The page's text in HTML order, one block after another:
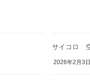
サイコロ
2026年2月3